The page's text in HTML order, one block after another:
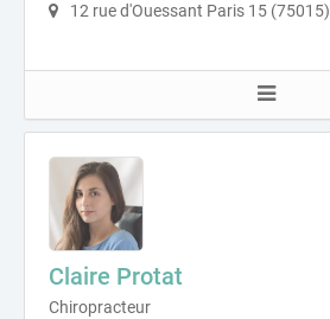
12 rue d'Ouessant Paris 15 (75015)
Claire Protat
Chiropracteur